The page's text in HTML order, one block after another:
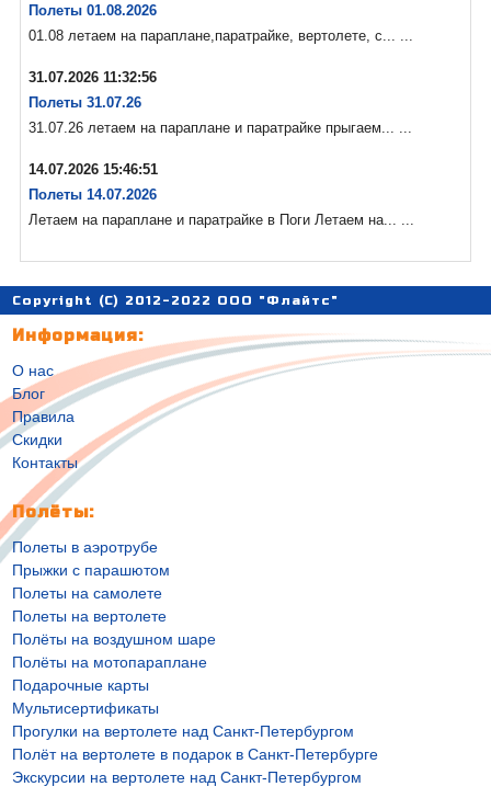
Полеты 01.08.2026
01.08 летаем на параплане,паратрайке, вертолете, с... ...
31.07.2026 11:32:56
Полеты 31.07.26
31.07.26 летаем на параплане и паратрайке прыгаем... ...
14.07.2026 15:46:51
Полеты 14.07.2026
Летаем на параплане и паратрайке в Поги Летаем на... ...
Copyright (C) 2012-2022 ООО "Флайтс"
Информация:
О нас
Блог
Правила
Скидки
Контакты
Полёты:
Полеты в аэротрубе
Прыжки с парашютом
Полеты на самолете
Полеты на вертолете
Полёты на воздушном шаре
Полёты на мотопараплане
Подарочные карты
Мультисертификаты
Прогулки на вертолете над Санкт-Петербургом
Полёт на вертолете в подарок в Санкт-Петербурге
Экскурсии на вертолете над Санкт-Петербургом